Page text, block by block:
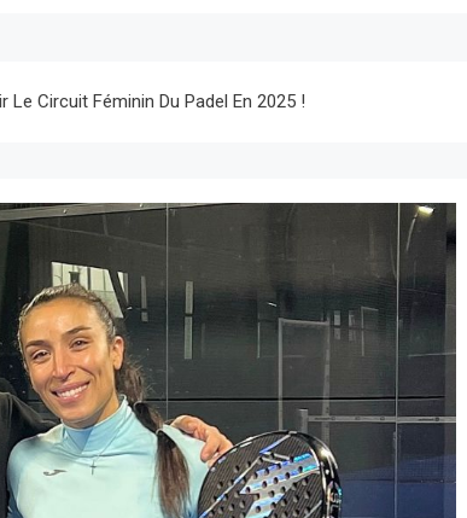
Circuit Féminin Du Padel En 2025 !